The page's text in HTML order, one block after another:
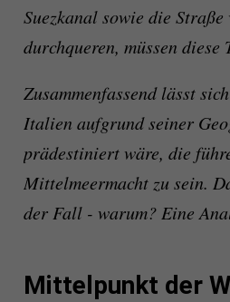
Suezkanal sowie die
durchqueren, müssen diese
Zusammenfassend lässt
Italien aufgrund seiner
prädestiniert wäre, die
Mittelmeermacht zu sein.
der Fall - warum? Eine
Mittelpunkt der